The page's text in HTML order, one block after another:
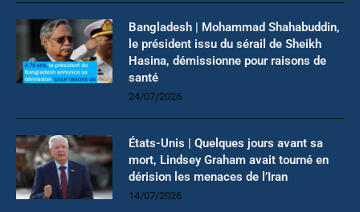
Bangladesh | Mohammad Shahabuddin,
le président issu du sérail de Sheikh
Hasina, démissionne pour raisons de
santé
24/07/2026
États-Unis | Quelques jours avant sa
mort, Lindsey Graham avait tourné en
dérision les menaces de l’Iran
14/07/2026